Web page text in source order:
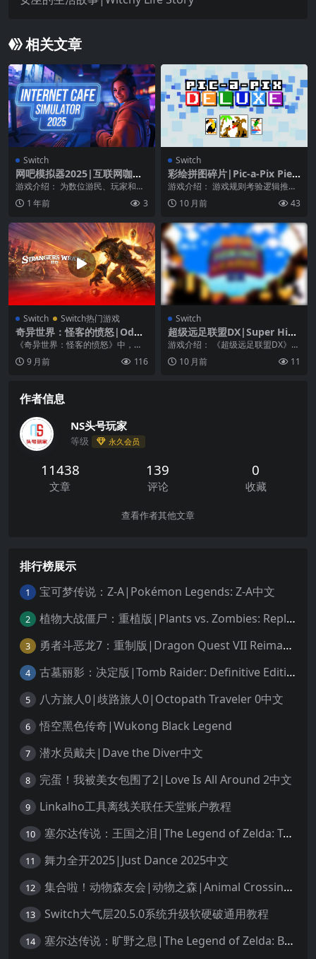
相关文章
Switch
网吧模拟器2025|互联网咖啡
馆模拟器2025|Internet Cafe
Simulator 2025
游戏介绍： 为数位游民、玩家和所
有人打造一个中心！ 开办并经营您
自己的网吧！ 在...
1 年前 3
Switch
彩绘拼图碎片|Pic-a-Pix Piec
es
游戏介绍： 游戏规则考验逻辑推
理，配合拼图周围各行数字涂上相
同颜色，完成后就会出...
10 月前 43
Switch Switch热门游戏
奇异世界：怪客的愤怒|Odd
world: Stranger’s Wrath中
文
《奇异世界：怪客的愤怒》中，玩
家将扮演一位赏金猎人，抓捕通缉
重犯来获取巨额的报酬...
9 月前 116
Switch
超级远足联盟DX|Super Hiki
ng League DX
游戏介绍： 《超级远足联盟DX》是
一款由Bit Ink Studios制作发行的...
10 月前 11
作者信息
NS头号玩家
等级 永久会员
11438
文章
139
评论
0
收藏
查看作者其他文章
排行榜展示
1 宝可梦传说：Z-A|Pokémon Legends: Z-A中文
2 植物大战僵尸：重植版|Plants vs. Zombies: Replanted中文
3 勇者斗恶龙7：重制版|Dragon Quest VII Reimagined中文
4 古墓丽影：决定版|Tomb Raider: Definitive Edition中文
5 八方旅人0|歧路旅人0|Octopath Traveler 0中文
6 悟空黑色传奇|Wukong Black Legend
7 潜水员戴夫|Dave the Diver中文
8 完蛋！我被美女包围了2|Love Is All Around 2中文
9 Linkalho工具离线关联任天堂账户教程
10 塞尔达传说：王国之泪|The Legend of Zelda: Tears of the Kingdom中文
11 舞力全开2025|Just Dance 2025中文
12 集合啦！动物森友会|动物之森|Animal Crossing: New Horizons中文
13 Switch大气层20.5.0系统升级软硬破通用教程
14 塞尔达传说：旷野之息|The Legend of Zelda: Breath of the Wild中文